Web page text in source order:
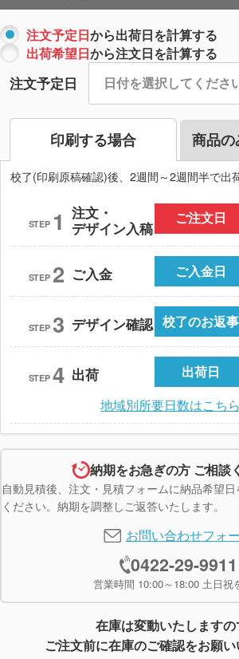
注文予定日から出荷日を計算する
出荷希望日から注文日を計算する
注文予定日
印刷する場合 商品
校了(印刷原稿確認)後、2週間～2週間半で出
STEP 1 注文・
デザイン入稿
ご注文日
STEP 2 ご入金 ご入金日
STEP 3 デザイン確認 校了のお返事
STEP 4 出荷 出荷日
地域別所要日数はこちら
納期をお急ぎの方 ご相談
自動見積後、注文・見積フォームに納品希望
ください。納期を調整しご返答いたします。
お問い合わせフォ
0422-29-9911
営業時間 10:00～18:00 土日祝
在庫は変動いたしますの
ご注文前に在庫のご確認をお願い